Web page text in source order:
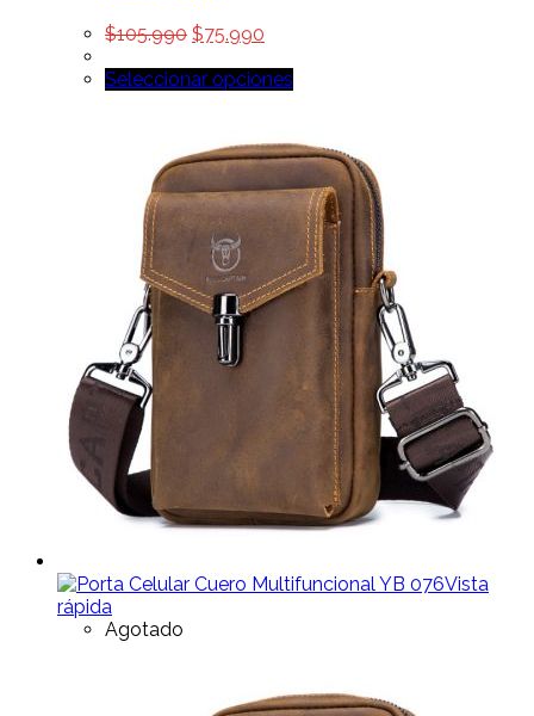
$105.990 $75.990
Seleccionar opciones
Vista
rápida
Agotado